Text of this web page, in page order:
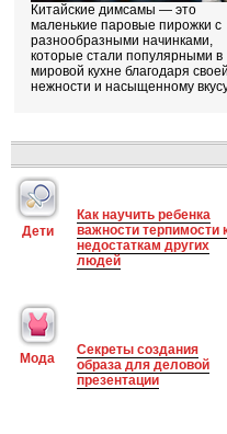
Китайские димсамы — это
маленькие паровые пирожки с
разнообразными начинками,
которые стали популярными в
мировой кухне благодаря
нежности и насыщенному
Дети
Как научить ребенка
важности терпимости
недостаткам других
людей
Мода
Секреты создания
образа для деловой
презентации